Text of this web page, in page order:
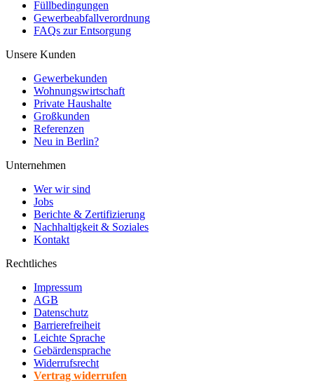
Füllbedingungen
Gewerbeabfallverordnung
FAQs zur Entsorgung
Unsere Kunden
Gewerbekunden
Wohnungswirtschaft
Private Haushalte
Großkunden
Referenzen
Neu in Berlin?
Unternehmen
Wer wir sind
Jobs
Berichte & Zertifizierung
Nachhaltigkeit & Soziales
Kontakt
Rechtliches
Impressum
AGB
Datenschutz
Barrierefreiheit
Leichte Sprache
Gebärdensprache
Widerrufsrecht
Vertrag widerrufen